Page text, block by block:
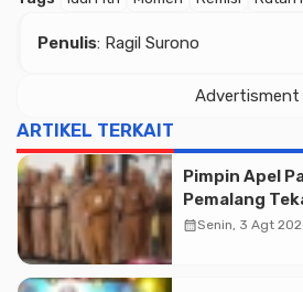
Penulis: Ragil Surono
Advertisment
ARTIKEL TERKAIT
Pimpin Apel
Pemalang
Soliditas ASN
calendar_monthSenin, 3 Agt